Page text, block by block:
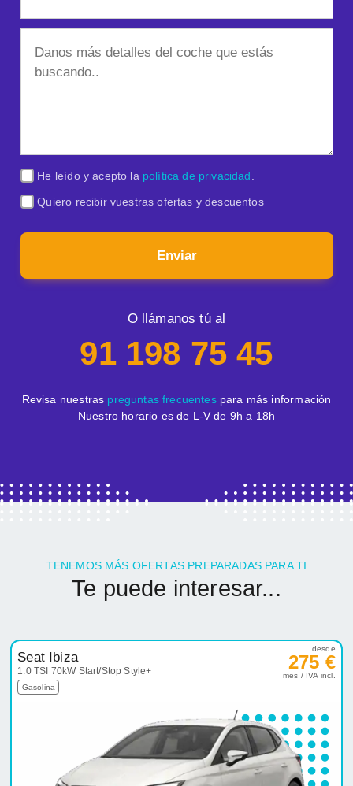
He leído y acepto la política de privacidad
Quiero recibir vuestras ofertas y descuentos
Enviar
O llámanos tú al
91 198 75 45
Revisa nuestras preguntas frecuentespara más información
Nuestro horario es de L-V de 9h a 18h
TENEMOS MÁS OFERTAS PREPARADAS PARA TI
Te puede interesar...
Seat Ibiza
1.0 TSI 70kW Start/Stop Style+
Gasolina
desde
275 €
mes / IVA incl.